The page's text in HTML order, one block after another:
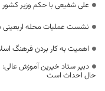
علی شفیعی با حکم وزیر کشور
نشست عملیات محله اربعینی
اهمیت به کار بردن فرهنگ
حال احداث است